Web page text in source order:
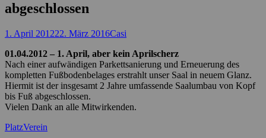
abgeschlossen
Posted
1. April 201222. März 2016Autor
Casi
01.04.2012 – 1. April, aber kein Aprilscherz
Nach einer aufwändigen Parkettsanierung und Erneuerung des
kompletten Fußbodenbelages erstrahlt unser Saal in neuem Glanz.
Hiermit ist der insgesamt 2 Jahre umfassende Saalumbau von Kopf
bis Fuß abgeschlossen.
Vielen Dank an alle Mitwirkenden.
Kategorien
PlatzSchlagworte
Verein